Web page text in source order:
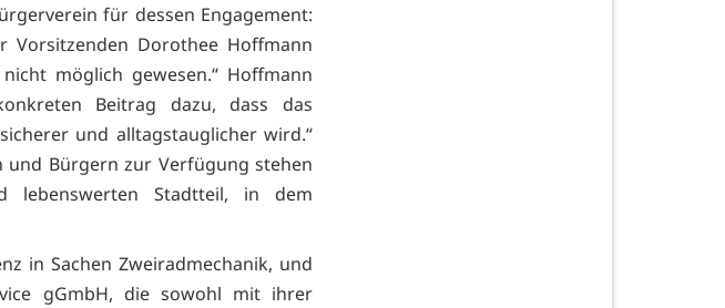
für dessen Engagement:
Vorsitzenden Dorothee Hoffmann
möglich gewesen.“ Hoffmann
Beitrag dazu, dass das
und alltagstauglicher wird.“
und Bürgern zur Verfügung stehen
Stadtteil, in dem
in Sachen Zweiradmechanik, und
gGmbH, die sowohl mit ihrer